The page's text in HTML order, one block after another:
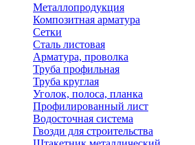
Металлопродукция
Композитная арматура
Сетки
Сталь листовая
Арматура, проволка
Труба профильная
Труба круглая
Уголок, полоса, планка
Профилированный лист
Водосточная система
Гвозди для строительства